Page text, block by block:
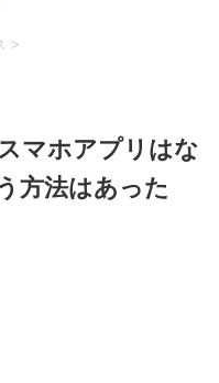
>
マホアプリはな
方法はあった